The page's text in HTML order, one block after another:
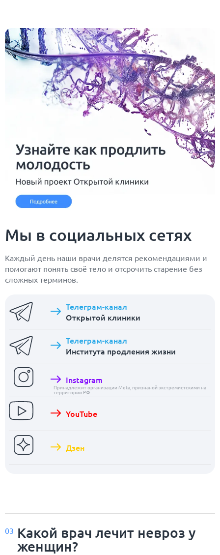
Мы в социальных сетях
Каждый день наши врачи делятся рекомендациями и
помогают понять своё тело и отсрочить старение без
сложных терминов.
Телеграм-канал
Открытой клиники
Телеграм-канал
Института продления жизни
Instagram
Принадлежит организации Meta, признаной экстремистскими на
территории РФ
YouTube
Дзен
03 Какой врач лечит невроз у
женщин?